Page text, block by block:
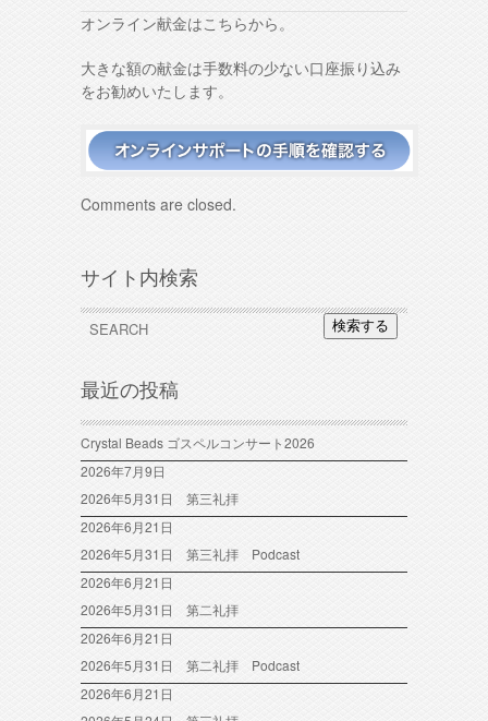
オンライン献金はこちらから。
大きな額の献金は手数料の少ない口座振り込み
をお勧めいたします。
Comments are closed.
サイト内検索
検索する
最近の投稿
Crystal Beads ゴスペルコンサート2026
2026年7月9日
2026年5月31日 第三礼拝
2026年6月21日
2026年5月31日 第三礼拝 Podcast
2026年6月21日
2026年5月31日 第二礼拝
2026年6月21日
2026年5月31日 第二礼拝 Podcast
2026年6月21日